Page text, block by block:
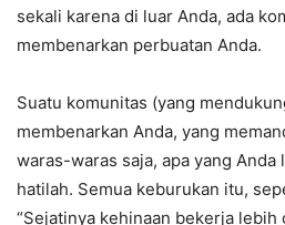
sekali karena di luar Anda, ada
membenarkan perbuatan Anda.
Suatu komunitas (yang
membenarkan Anda, yang
waras-waras saja, apa yang
hatilah. Semua keburukan itu,
“Sejatinya kehinaan bekerja lebih